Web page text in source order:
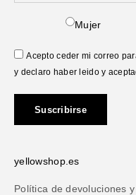
Mujer
Acepto ceder mi correo
y declaro haber leido y
Suscribirse
yellowshop.es
Política de devoluciones